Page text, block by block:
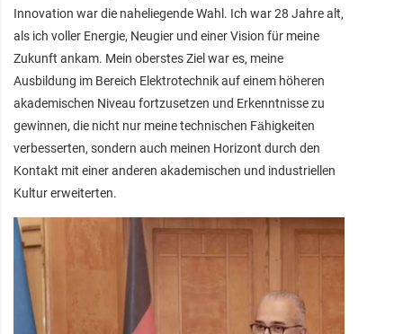
Innovation war die naheliegende Wahl. Ich war 28 Jahre alt,
als ich voller Energie, Neugier und einer Vision für meine
Zukunft ankam. Mein oberstes Ziel war es, meine
Ausbildung im Bereich Elektrotechnik auf einem höheren
akademischen Niveau fortzusetzen und Erkenntnisse zu
gewinnen, die nicht nur meine technischen Fähigkeiten
verbesserten, sondern auch meinen Horizont durch den
Kontakt mit einer anderen akademischen und industriellen
Kultur erweiterten.